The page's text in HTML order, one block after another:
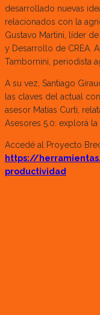
desarrollado nuevas
relacionados con la
Gustavo Martini, líder
y Desarrollo de CREA.
Tambornini, periodista
A su vez, Santiago
las claves del actual
asesor Matías Curti,
Asesores 5.0: explorá
Accedé al Proyecto
https://
productividad